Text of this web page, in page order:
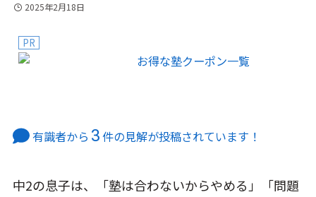
2025年2月18日
PR
有識者から 3件の見解が投稿されています！
中2の息子は、「塾は合わないからやめる」「問題